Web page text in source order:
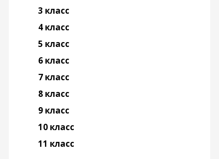
3 класс
4 класс
5 класс
6 класс
7 класс
8 класс
9 класс
10 класс
11 класс